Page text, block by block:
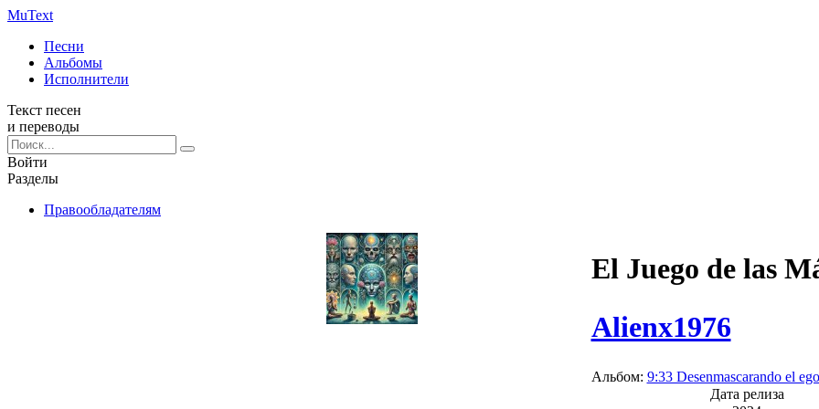
MuText
Песни
Альбомы
Исполнители
Текст песен
и переводы
Войти
Разделы
Правообладателям
El Juego de las
Alienx1976
Альбом: 9:33 Desenmascarando el ego
Дата релиза